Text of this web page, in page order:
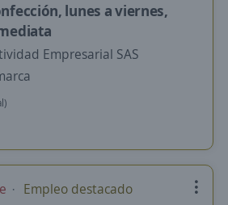
lunes a viernes,
Empresarial SAS
Empleo destacado